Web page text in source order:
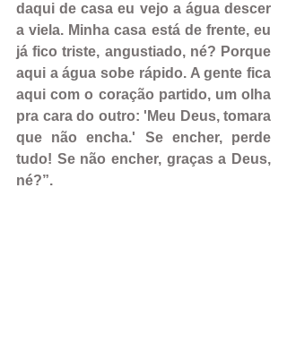
daqui de casa eu vejo a água descer
a viela. Minha casa está de frente, eu
já fico triste, angustiado, né? Porque
aqui a água sobe rápido. A gente fica
aqui com o coração partido, um olha
pra cara do outro: 'Meu Deus, tomara
que não encha.' Se encher, perde
tudo! Se não encher, graças a Deus,
né?”.